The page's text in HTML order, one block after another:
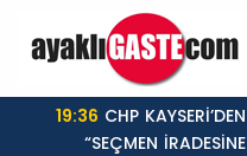
19:36
“SEÇMEN